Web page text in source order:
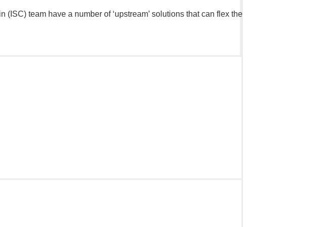
team have a number of ‘upstream’ solutions that can flex the